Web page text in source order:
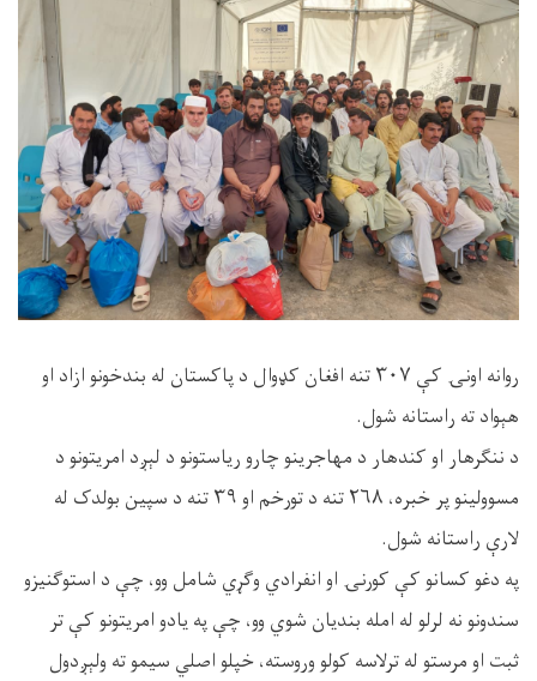
روانه اونۍ کې ۳۰۷ تنه افغان کډوال د پاکستان له بندخونو ازاد او
هېواد ته راستانه شول.
د ننګرهار او کندهار د مهاجرینو چارو ریاستونو د لېږد امریتونو د
مسوولینو پر خبره، ۲۶۸ تنه د تورخم او ۳۹ تنه د سپین بولدک له
لارې راستانه شول.
په دغو کسانو کې کورنۍ او انفرادي وګړي شامل وو، چې د استوګنیزو
سندونو نه لرلو له امله بندیان شوي وو، چې په یادو امریتونو کې تر
ثبت او مرستو له ترلاسه کولو وروسته، خپلو اصلي سیمو ته ولېږدول